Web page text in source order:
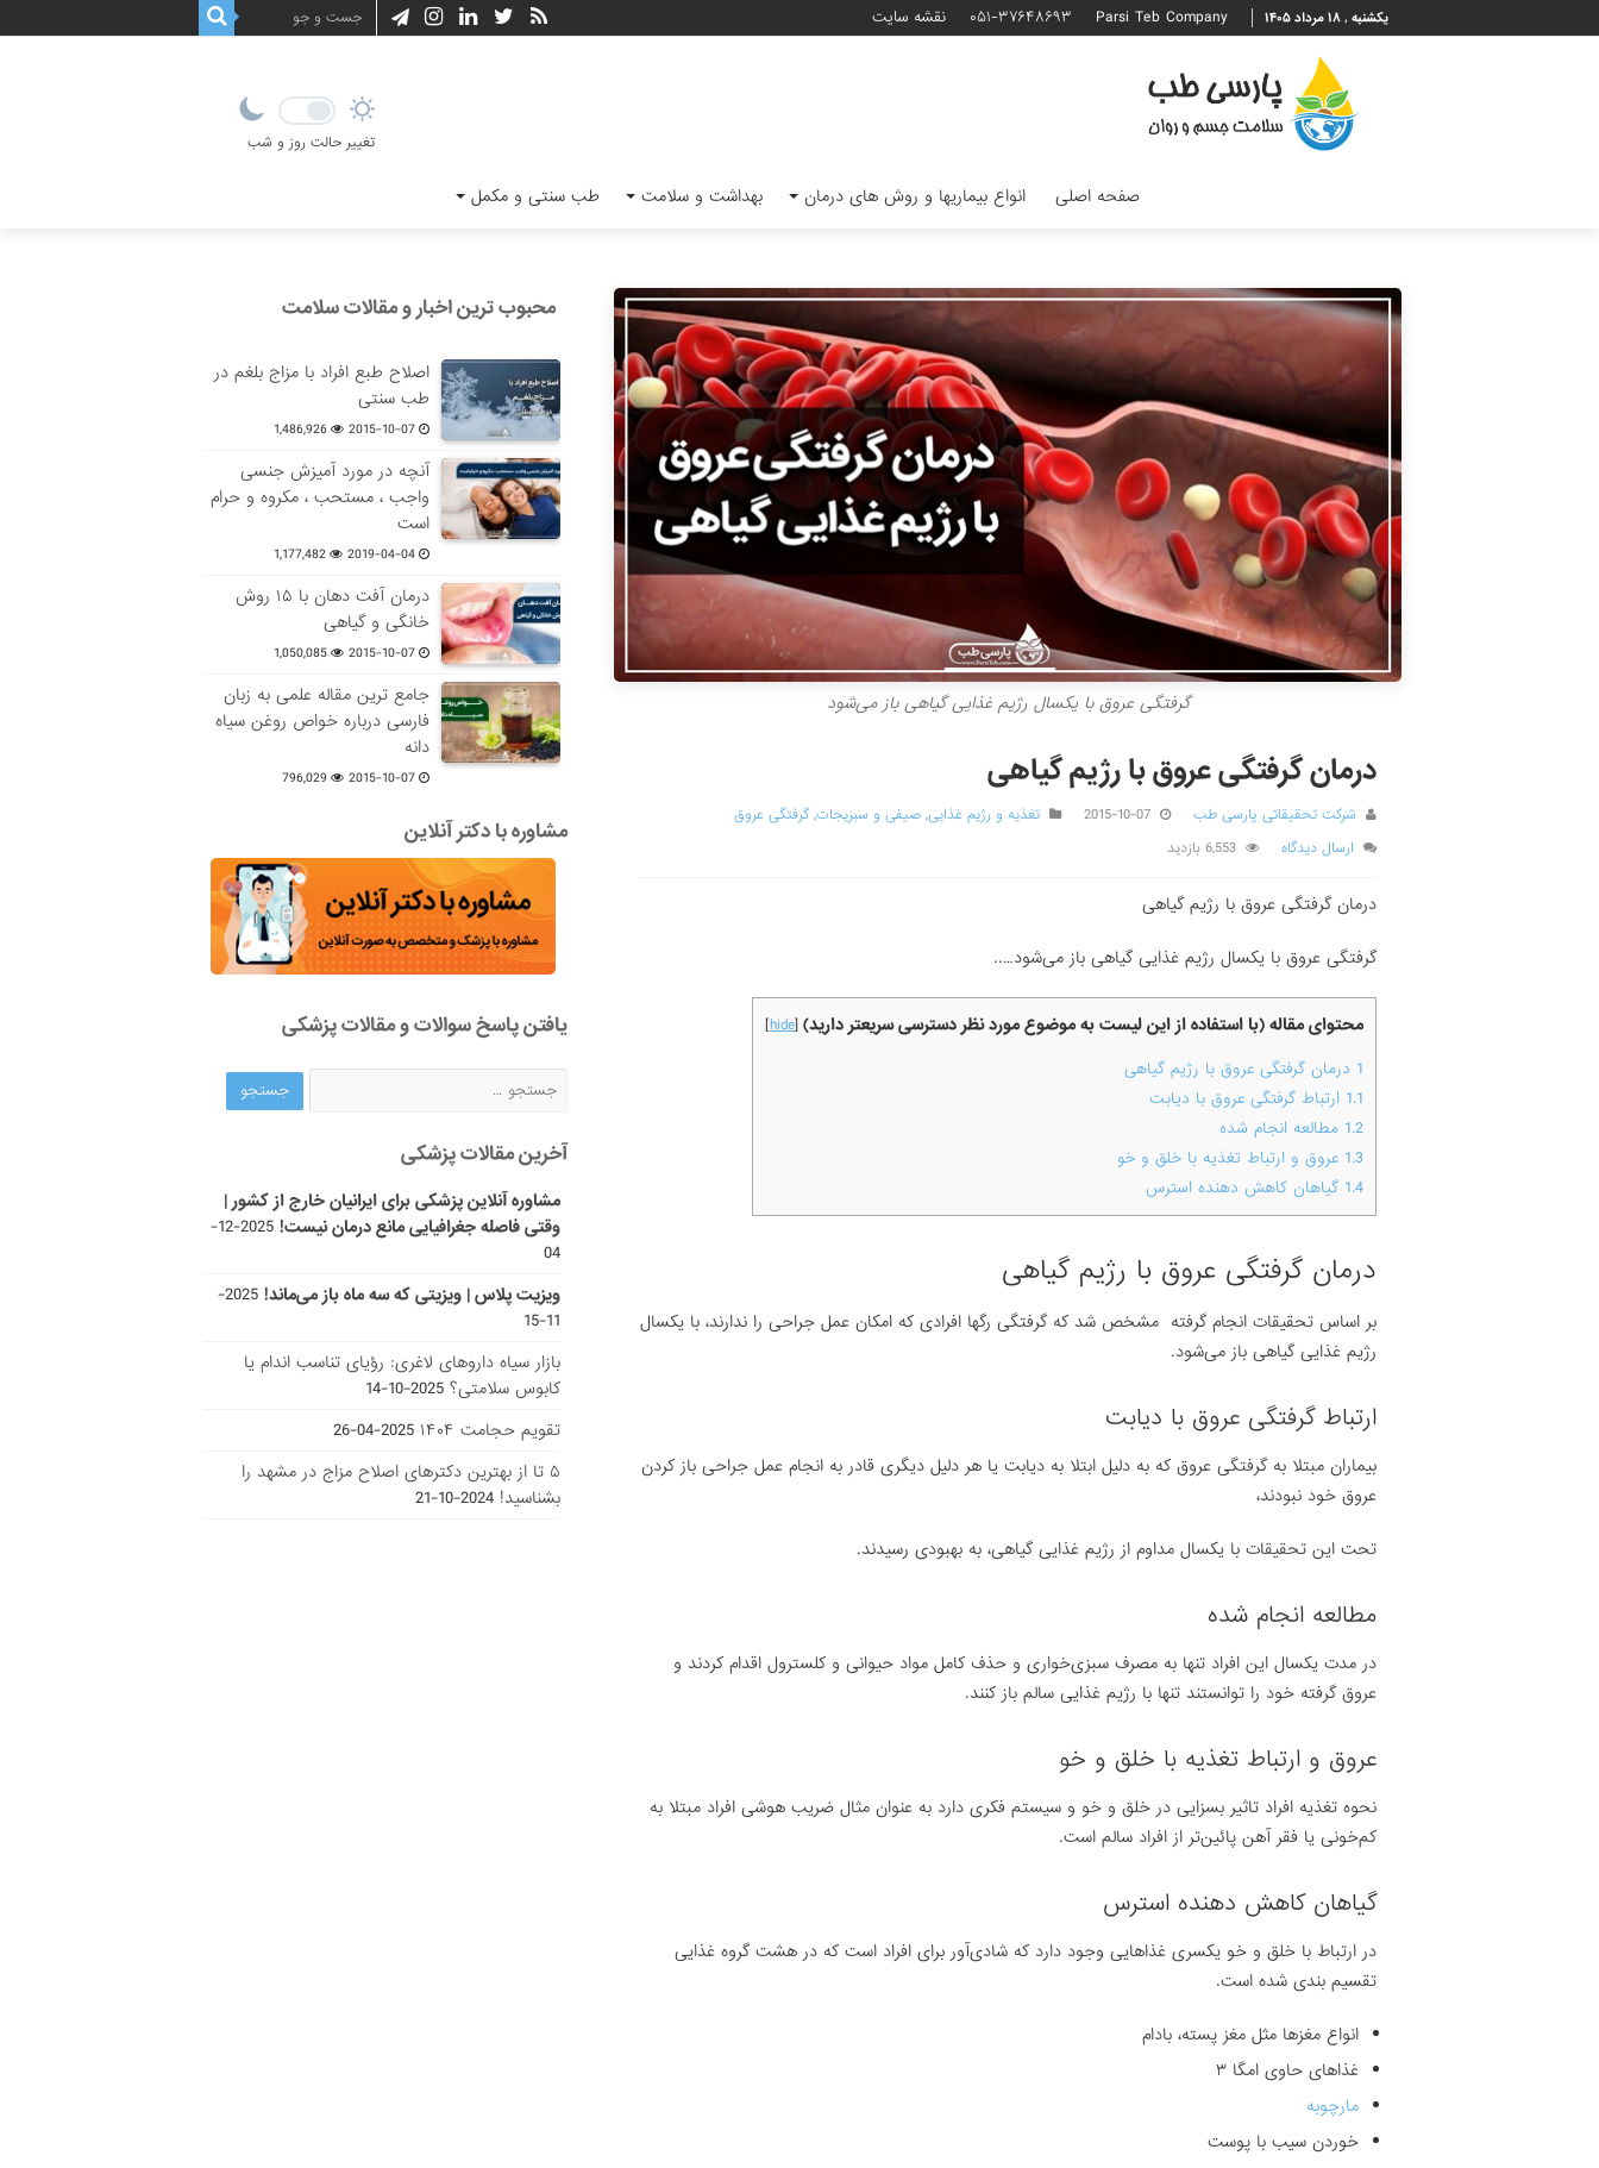
یکشنبه , ۱۸ مرداد ۱۴۰۵ Parsi Teb Company ۰۵۱-۳۷۶۴۸۶۹۳ نقشه سایت
تغییر حالت روز و شب
صفحه اصلی انواع بیماریها و روش های درمان بهداشت و سلامت طب سنتی و مکمل
گرفتگی عروق با یکسال رژیم غذایی گیاهی باز می‌شود
درمان گرفتگی عروق با رژیم گیاهی
شرکت تحقیقاتی پارسی طب 2015-10-07 تغذیه و رژیم غذایی, صیفی و سبزیجات, گرفتگی عروق
ارسال دیدگاه
6,553 بازدید
درمان گرفتگی عروق با رژیم گیاهی
گرفتگی عروق با یکسال رژیم غذایی گیاهی باز می‌شود…..
محتوای مقاله (با استفاده از این لیست به موضوع مورد نظر دسترسی سریعتر دارید) [
hide
]
1 درمان گرفتگی عروق با رژیم گیاهی
1.1 ارتباط گرفتگی عروق با دیابت
1.2 مطالعه انجام شده
1.3 عروق و ارتباط تغذیه با خلق و خو
1.4 گیاهان کاهش دهنده استرس
درمان گرفتگی عروق با رژیم گیاهی
بر اساس تحقیقات انجام گرفته مشخص شد که گرفتگی رگها افرادی که امکان عمل جراحی را ندارند، با یکسال
رژیم غذایی گیاهی باز می‌شود.
ارتباط گرفتگی عروق با دیابت
بیماران مبتلا به گرفتگی عروق که به دلیل ابتلا به دیابت یا هر دلیل دیگری قادر به انجام عمل جراحی باز کردن
عروق خود نبودند،
تحت این تحقیقات با یکسال مداوم از رژیم غذایی گیاهی، به بهبودی رسیدند.
مطالعه انجام شده
در مدت یکسال این افراد تنها به مصرف سبزی‌خواری و حذف کامل مواد حیوانی و کلسترول اقدام کردند و
عروق گرفته خود را توانستند تنها با رژیم غذایی سالم باز کنند.
عروق و ارتباط تغذیه با خلق و خو
نحوه تغذیه افراد تاثیر بسزایی در خلق و خو و سیستم فکری دارد به عنوان مثال ضریب هوشی افراد مبتلا به
کم‌خونی یا فقر آهن پائین‌تر از افراد سالم است.
گیاهان کاهش دهنده استرس
در ارتباط با خلق و خو یکسری غذاهایی وجود دارد که شادی‌آور برای افراد است که در هشت گروه غذایی
تقسیم بندی شده است.
انواع مغزها مثل مغز پسته، بادام
غذاهای حاوی امگا ۳
مارچوبه
خوردن سیب با پوست
محبوب ترین اخبار و مقالات سلامت
اصلاح طبع افراد با مزاج بلغم در
طب سنتی
2015-10-07
1,486,926
آنچه در مورد آمیزش جنسی
واجب ، مستحب ، مکروه و حرام
است
2019-04-04
1,177,482
درمان آفت دهان با ۱۵ روش
خانگی و گیاهی
2015-10-07
1,050,085
جامع ترین مقاله علمی به زبان
فارسی درباره خواص روغن سیاه
دانه
2015-10-07
796,029
مشاوره با دکتر آنلاین
یافتن پاسخ سوالات و مقالات پزشکی
آخرین مقالات پزشکی
مشاوره آنلاین پزشکی برای ایرانیان خارج از کشور |
وقتی فاصله جغرافیایی مانع درمان نیست!
2025-12-
04
ویزیت پلاس | ویزیتی که سه ماه باز می‌ماند!
2025-
11-15
بازار سیاه داروهای لاغری: رؤیای تناسب اندام یا
کابوس سلامتی؟ 2025-10-14
تقویم حجامت ۱۴۰۴
2025-04-26
۵ تا از بهترین دکتر‌های اصلاح مزاج در مشهد را
بشناسید! 2024-10-21